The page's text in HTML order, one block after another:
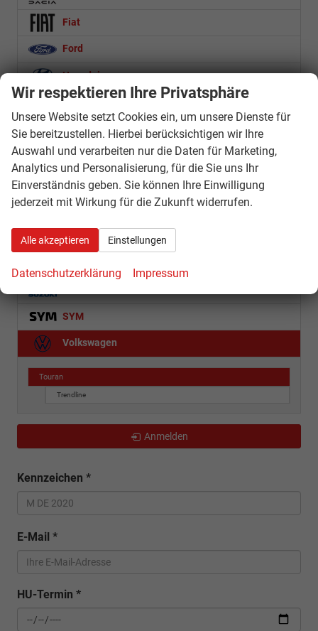
Fiat
Ford
Hyundai
Loncin
Mercedes-Benz
Nissan
Opel
Royal Enfield
Seat
SYM
Volkswagen
Touran
Trendline
Anmelden
Kennzeichen *
E-Mail *
HU-Termin *
Wir respektieren Ihre Privatsphäre
Unsere Website setzt Cookies ein, um unsere Dienste für
Sie bereitzustellen. Hierbei berücksichtigen wir Ihre
Auswahl und verarbeiten nur die Daten für Marketing,
Analytics und Personalisierung, für die Sie uns Ihr
Einverständnis geben. Sie können Ihre Einwilligung
jederzeit mit Wirkung für die Zukunft widerrufen.
Alle akzeptieren Einstellungen
Datenschutzerklärung Impressum